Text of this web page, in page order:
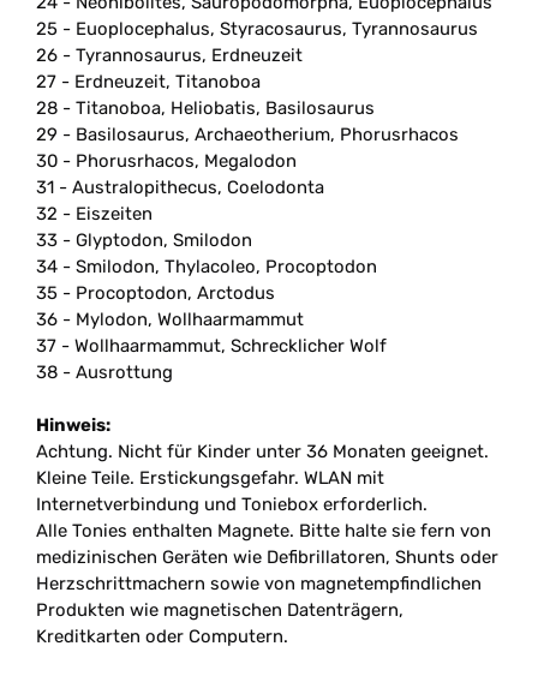
25 - Euoplocephalus, Styracosaurus, Tyrannosaurus
26 - Tyrannosaurus, Erdneuzeit
27 - Erdneuzeit, Titanoboa
28 - Titanoboa, Heliobatis, Basilosaurus
29 - Basilosaurus, Archaeotherium, Phorusrhacos
30 - Phorusrhacos, Megalodon
31 - Australopithecus, Coelodonta
32 - Eiszeiten
33 - Glyptodon, Smilodon
34 - Smilodon, Thylacoleo, Procoptodon
35 - Procoptodon, Arctodus
36 - Mylodon, Wollhaarmammut
37 - Wollhaarmammut, Schrecklicher Wolf
38 - Ausrottung
Hinweis:
Achtung. Nicht für Kinder unter 36 Monaten geeignet.
Kleine Teile. Erstickungsgefahr. WLAN mit
Internetverbindung und Toniebox erforderlich.
Alle Tonies enthalten Magnete. Bitte halte sie fern von
medizinischen Geräten wie Defibrillatoren, Shunts oder
Herzschrittmachern sowie von magnetempfindlichen
Produkten wie magnetischen Datenträgern,
Kreditkarten oder Computern.